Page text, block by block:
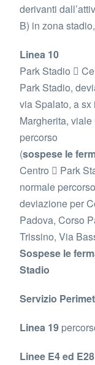
derivanti
B) in zona
Linea 10
Park Stadio 
Park Stadio,
via Spalato, a
Margherita,
percorso
(sospese le
Centro  Park
normale
deviazione per
Padova, Corso
Trissino, Via
Sospese le
Stadio
Servizio
Linea 19
Linee E4 ed E28